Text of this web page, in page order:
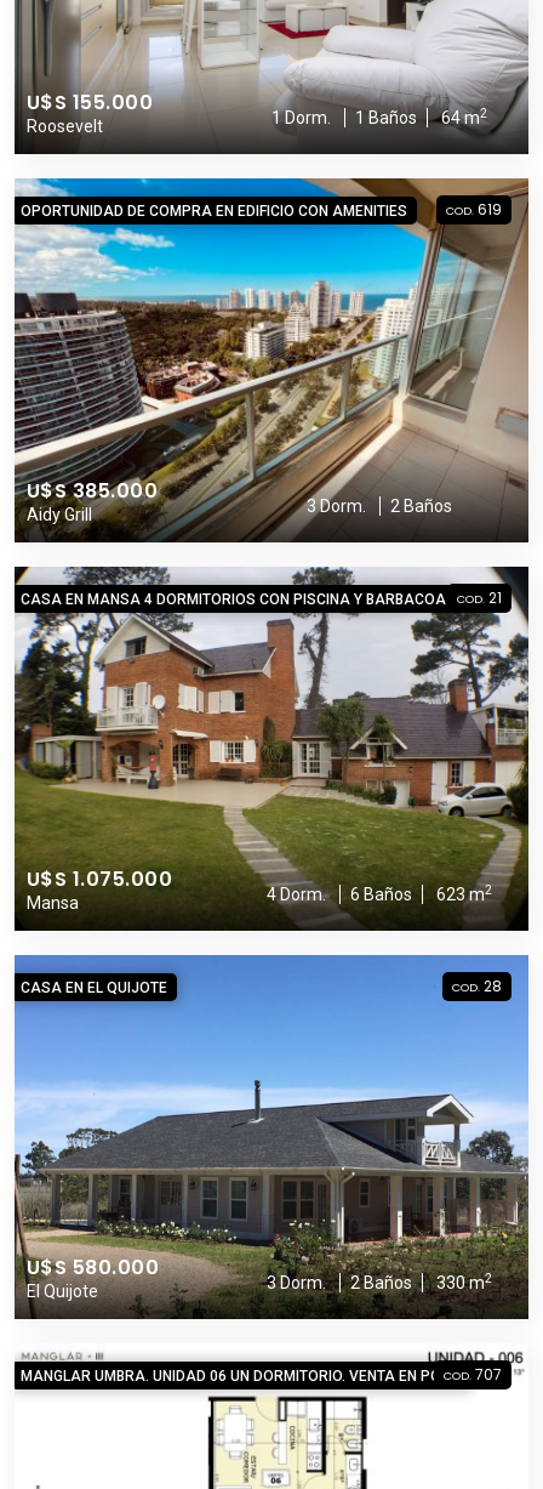
U$S 155.000
Roosevelt 1 Dorm. 1 Baños 64 m2
OPORTUNIDAD DE COMPRA EN EDIFICIO CON AMENITIES COD. 619
U$S 385.000
Aidy Grill 3 Dorm. 2 Baños
CASA EN MANSA 4 DORMITORIOS CON PISCINA Y BARBACOA COD. 21
U$S 1.075.000
Mansa 4 Dorm. 6 Baños 623 m2
CASA EN EL QUIJOTE COD. 28
U$S 580.000
El Quijote 3 Dorm. 2 Baños 330 m2
MANGLAR UMBRA. UNIDAD 06 UN DORMITORIO. VENTA EN POZO
COD. 707